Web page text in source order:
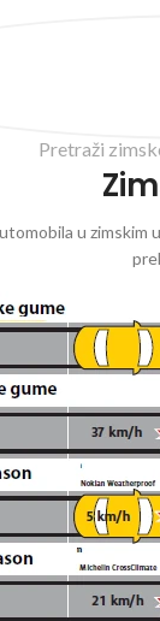
Pretraži
u zimskim